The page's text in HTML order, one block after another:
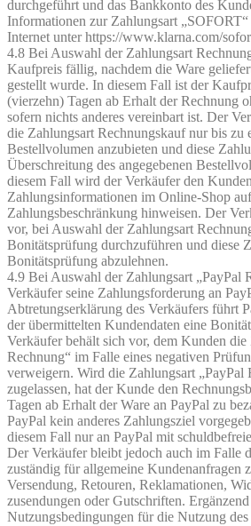
durchgeführt und das Bankkonto des
Informationen zur Zahlungsart
Internet unter https://www.klarna.com/
4.8 Bei Auswahl der Zahlungsart
Kaufpreis fällig, nachdem die Ware
gestellt wurde. In diesem Fall ist der
(vierzehn) Tagen ab Erhalt der Rechnung
sofern nichts anderes vereinbart ist. Der
die Zahlungsart Rechnungskauf nur bis zu
Bestellvolumen anzubieten und diese
Überschreitung des angegebenen
diesem Fall wird der Verkäufer den
Zahlungsinformationen im Online-Shop
Zahlungsbeschränkung hinweisen. Der
vor, bei Auswahl der Zahlungsart
Bonitätsprüfung durchzuführen und diese
Bonitätsprüfung abzulehnen.
4.9 Bei Auswahl der Zahlungsart „PayPal
Verkäufer seine Zahlungsforderung an
Abtretungserklärung des Verkäufers führt
der übermittelten Kundendaten eine
Verkäufer behält sich vor, dem Kunden die
Rechnung“ im Falle eines negativen
verweigern. Wird die Zahlungsart „PayPal
zugelassen, hat der Kunde den
Tagen ab Erhalt der Ware an PayPal zu
PayPal kein anderes Zahlungsziel
diesem Fall nur an PayPal mit
Der Verkäufer bleibt jedoch auch im Falle
zuständig für allgemeine Kundenanfragen
Versendung, Retouren, Reklamationen,
zusendungen oder Gutschriften.
Nutzungsbedingungen für die Nutzung